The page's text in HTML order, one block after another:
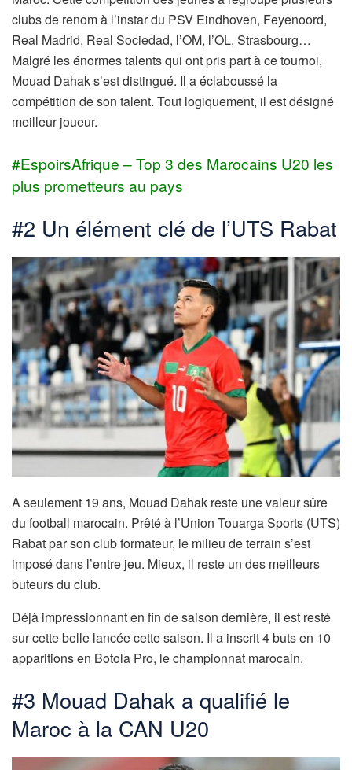
clubs de renom à l’instar du PSV Eindhoven, Feyenoord,
Real Madrid, Real Sociedad, l’OM, l’OL, Strasbourg…
Malgré les énormes talents qui ont pris part à ce tournoi,
Mouad Dahak s’est distingué. Il a éclaboussé la
compétition de son talent. Tout logiquement, il est désigné
meilleur joueur.
#EspoirsAfrique – Top 3 des Marocains U20 les
plus prometteurs au pays
#2 Un élément clé de l’UTS Rabat
A seulement 19 ans, Mouad Dahak reste une valeur sûre
du football marocain. Prêté à l’Union Touarga Sports (UTS)
Rabat par son club formateur, le milieu de terrain s’est
imposé dans l’entre jeu. Mieux, il reste un des meilleurs
buteurs du club.
Déjà impressionnant en fin de saison dernière, il est resté
sur cette belle lancée cette saison. Il a inscrit 4 buts en 10
apparitions en Botola Pro, le championnat marocain.
#3 Mouad Dahak a qualifié le
Maroc à la CAN U20